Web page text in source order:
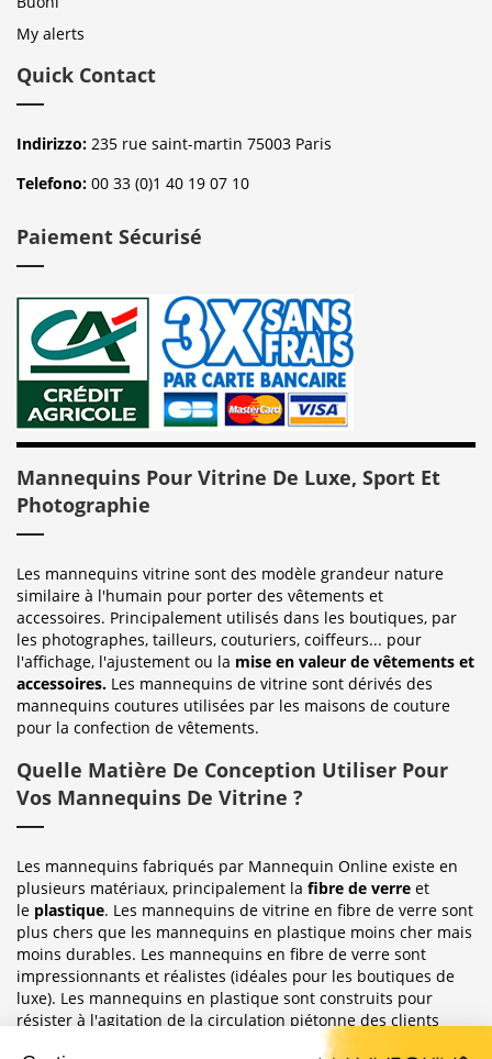
My alerts
Quick Contact
Indirizzo: 235 rue saint-martin 75003 Paris
Telefono: 00 33 (0)1 40 19 07 10
Paiement Sécurisé
Mannequins Pour Vitrine De Luxe, Sport Et
Photographie
Les mannequins vitrine sont des modèle grandeur nature
similaire à l'humain pour porter des vêtements et
accessoires. Principalement utilisés dans les boutiques, par
les photographes, tailleurs, couturiers, coiffeurs... pour
l'affichage, l'ajustement ou la mise en valeur de vêtements et
accessoires. Les mannequins de vitrine sont dérivés des
mannequins coutures utilisées par les maisons de couture
pour la confection de vêtements.
Quelle Matière De Conception Utiliser Pour
Vos Mannequins De Vitrine ?
Les mannequins fabriqués par Mannequin Online existe en
plusieurs matériaux, principalement la fibre de verre et
le plastique. Les mannequins de vitrine en fibre de verre sont
plus chers que les mannequins en plastique moins cher mais
moins durables. Les mannequins en fibre de verre sont
impressionnants et réalistes (idéales pour les boutiques de
luxe). Les mannequins en plastique sont construits pour
résister à l'agitation de la circulation piétonne des clients
habituellement observée dans le magasin où ils sont placés.